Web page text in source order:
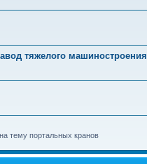
тяжелого машиностроения
тему портальных кранов